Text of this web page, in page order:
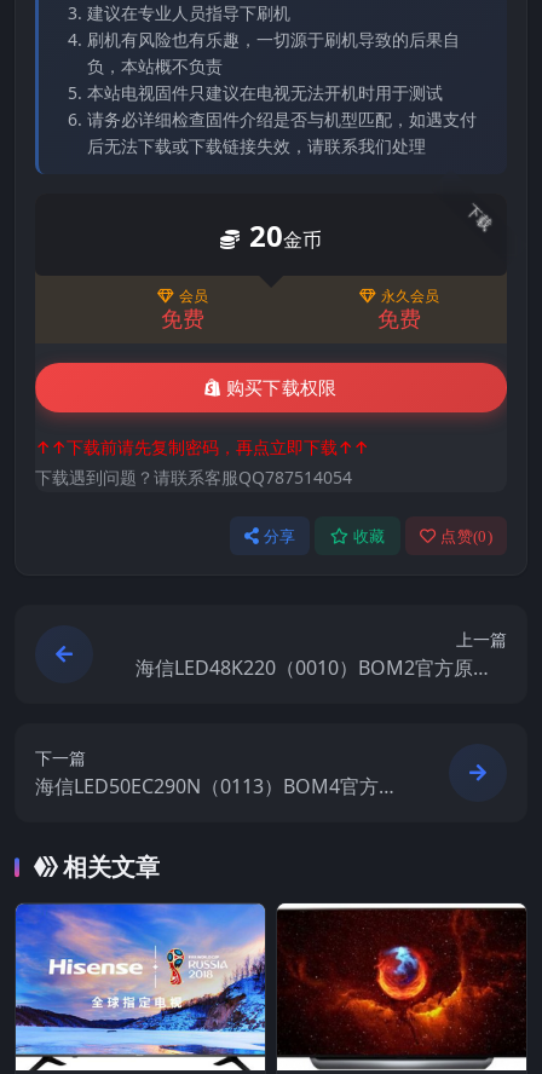
建议在专业人员指导下刷机
刷机有风险也有乐趣，一切源于刷机导致的后果自
负，本站概不负责
本站电视固件只建议在电视无法开机时用于测试
请务必详细检查固件介绍是否与机型匹配，如遇支付
后无法下载或下载链接失效，请联系我们处理
下载
20金币
会员
免费
永久会员
免费
购买下载权限
↑↑下载前请先复制密码，再点立即下载↑↑
下载遇到问题？请联系客服QQ787514054
分享 收藏 点赞(0)
上一篇
海信LED48K220（0010）BOM2官方原厂U
下一篇
海信LED50EC290N（0113）BOM4官方原
相关文章